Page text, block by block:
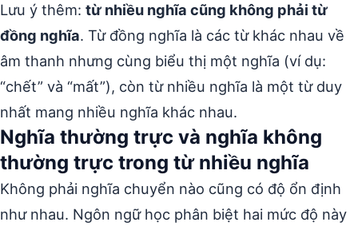
Lưu ý thêm: từ nhiều nghĩa cũng không phải từ
đồng nghĩa. Từ đồng nghĩa là các từ khác nhau về
âm thanh nhưng cùng biểu thị một nghĩa (ví dụ:
“chết” và “mất”), còn từ nhiều nghĩa là một từ duy
nhất mang nhiều nghĩa khác nhau.
Nghĩa thường trực và nghĩa không
thường trực trong từ nhiều nghĩa
Không phải nghĩa chuyển nào cũng có độ ổn định
như nhau. Ngôn ngữ học phân biệt hai mức độ này